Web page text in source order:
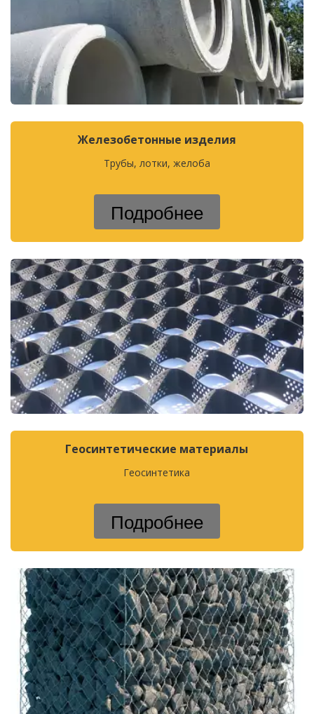
Железобетонные изделия
Трубы, лотки, желоба
Подробнее
Геосинтетические материалы
Геосинтетика
Подробнее